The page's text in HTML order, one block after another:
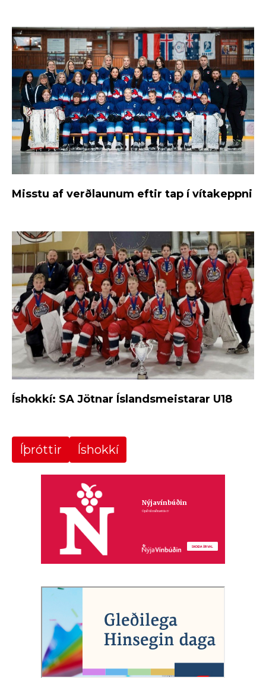
Misstu af verðlaunum eftir tap í vítakeppni
Íshokkí: SA Jötnar Íslandsmeistarar U18
Íþróttir Íshokkí